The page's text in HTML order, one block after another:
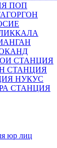
ПОП
СТАНЦИЯ
СТАНЦИЯ
НУКУС
СТАНЦИЯ
юр лиц